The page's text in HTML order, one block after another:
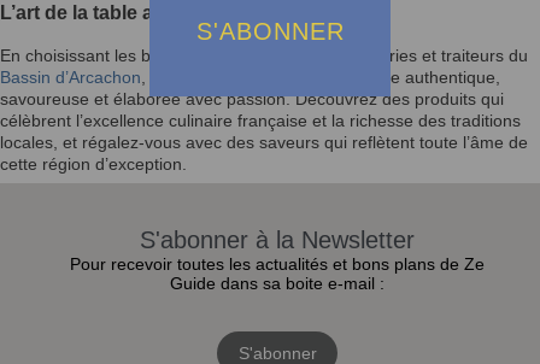
S'ABONNER
L’art de la table avec le goût du Bassin
En choisissant les boucheries, charcuteries, rôtisseries et traiteurs du
Bassin d’Arcachon , vous faites le choix d’une cuisine authentique,
savoureuse et élaborée avec passion. Découvrez des produits qui
célèbrent l’excellence culinaire française et la richesse des traditions
locales, et régalez-vous avec des saveurs qui reflètent toute l’âme de
cette région d’exception.
S'abonner à la Newsletter
Pour recevoir toutes les actualités et bons plans de Ze
Guide dans sa boite e-mail :
S'abonner